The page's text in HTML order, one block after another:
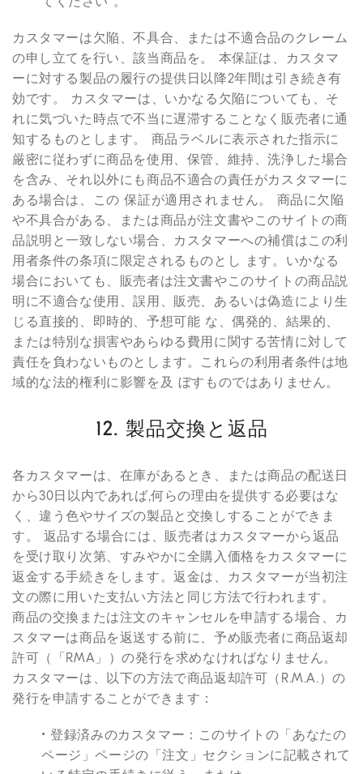
カスタマーは欠陥、不具合、または不適合品のクレーム
の申し立てを行い、該当商品を。 本保証は、カスタマ
ーに対する製品の履行の提供日以降2年間は引き続き有
効です。 カスタマーは、いかなる欠陥についても、そ
れに気づいた時点で不当に遅滞することなく販売者に通
知するものとします。 商品ラベルに表示された指示に
厳密に従わずに商品を使用、保管、維持、洗浄した場合
を含み、それ以外にも商品不適合の責任がカスタマーに
ある場合は、この 保証が適用されません。 商品に欠陥
や不具合がある、または商品が注文書やこのサイトの商
品説明と一致しない場合、カスタマーへの補償はこの利
用者条件の条項に限定されるものとし ます。いかなる
場合においても、販売者は注文書やこのサイトの商品説
明に不適合な使用、誤用、販売、あるいは偽造により生
じる直接的、即時的、予想可能 な、偶発的、結果的、
または特別な損害やあらゆる費用に関する苦情に対して
責任を負わないものとします。これらの利用者条件は地
域的な法的権利に影響を及 ぼすものではありません。
12. 製品交換と返品
各カスタマーは、在庫があるとき、または商品の配送日
から30日以内であれば,何らの理由を提供する必要はな
く、違う色やサイズの製品と交換しすることができま
す。 返品する場合には、販売者はカスタマーから返品
を受け取り次第、すみやかに全購入価格をカスタマーに
返金する手続きをします。返金は、カスタマーが当初注
文の際に用いた支払い方法と同じ方法で行われます。
商品の交換または注文のキャンセルを申請する場合、カ
スタマーは商品を返送する前に、予め販売者に商品返却
許可（「RMA」）の発行を求めなければなりません。
カスタマーは、以下の方法で商品返却許可（R.M.A.）の
発行を申請することができます：
• 登録済みのカスタマー：このサイトの「あなたの
ページ」ページの「注文」セクションに記載されて